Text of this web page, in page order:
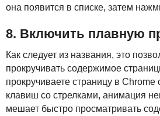
она появится в списке, затем
8. Включить плавную
Как следует из названия, это
прокручивать содержимое
прокручиваете страницу в
клавиш со стрелками, анимация
мешает быстро просматривать